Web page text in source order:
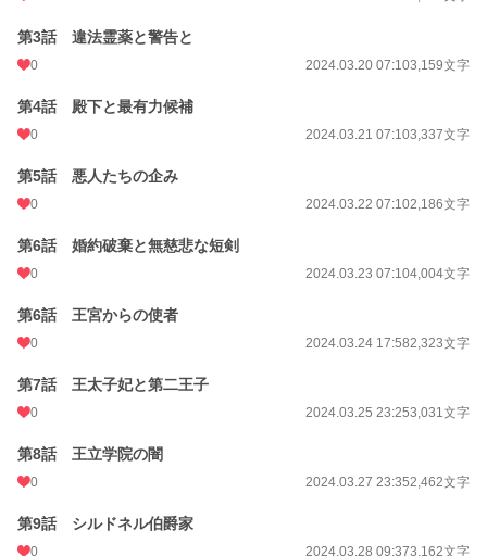
文字数 115,648
更新日時
初回公開日時 2024.03.18 19:44
月間ポイント 14 pt (108,258 位)
第3話 違法霊薬と警告と
0 2024.03.20 07:103,159文字
第4話 殿下と最有力候補
0 2024.03.21 07:103,337文字
第5話 悪人たちの企み
0 2024.03.22 07:102,186文字
第6話 婚約破棄と無慈悲な短剣
0 2024.03.23 07:104,004文字
第6話 王宮からの使者
0 2024.03.24 17:582,323文字
第7話 王太子妃と第二王子
0 2024.03.25 23:253,031文字
第8話 王立学院の闇
0 2024.03.27 23:352,462文字
第9話 シルドネル伯爵家
0 2024.03.28 09:373,162文字